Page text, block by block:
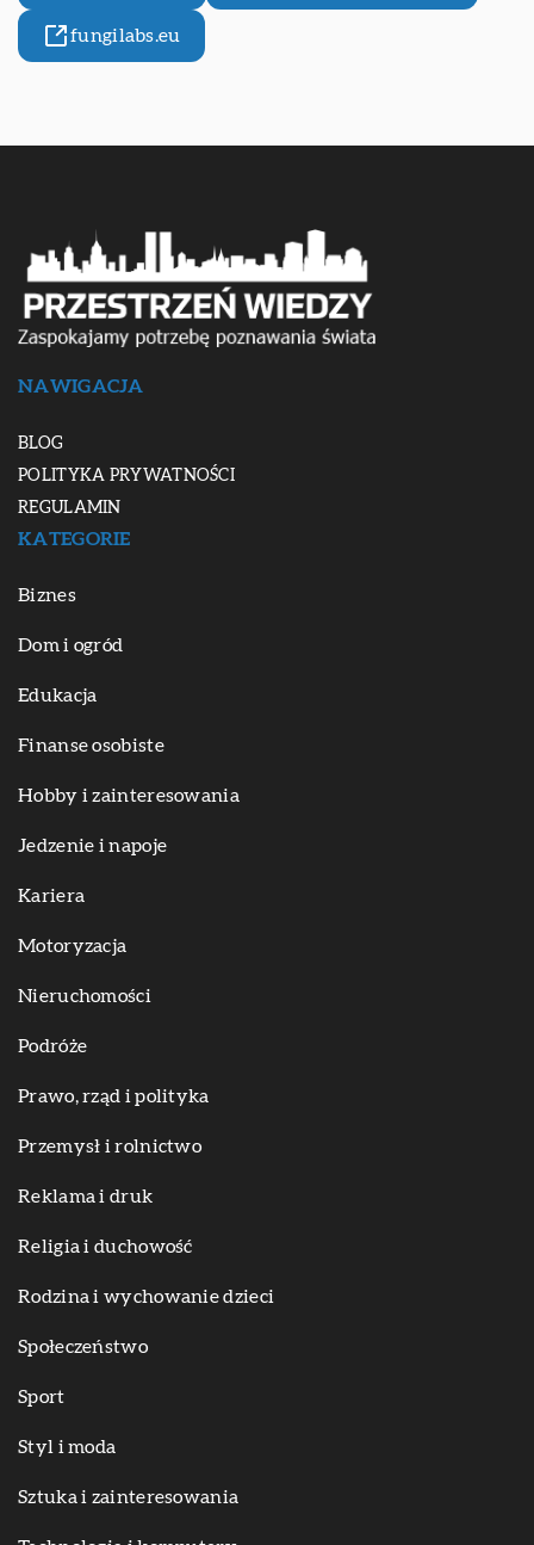
fungilabs.eu
NAWIGACJA
BLOG
POLITYKA PRYWATNOŚCI
REGULAMIN
KATEGORIE
Biznes
Dom i ogród
Edukacja
Finanse osobiste
Hobby i zainteresowania
Jedzenie i napoje
Kariera
Motoryzacja
Nieruchomości
Podróże
Prawo, rząd i polityka
Przemysł i rolnictwo
Reklama i druk
Religia i duchowość
Rodzina i wychowanie dzieci
Społeczeństwo
Sport
Styl i moda
Sztuka i zainteresowania